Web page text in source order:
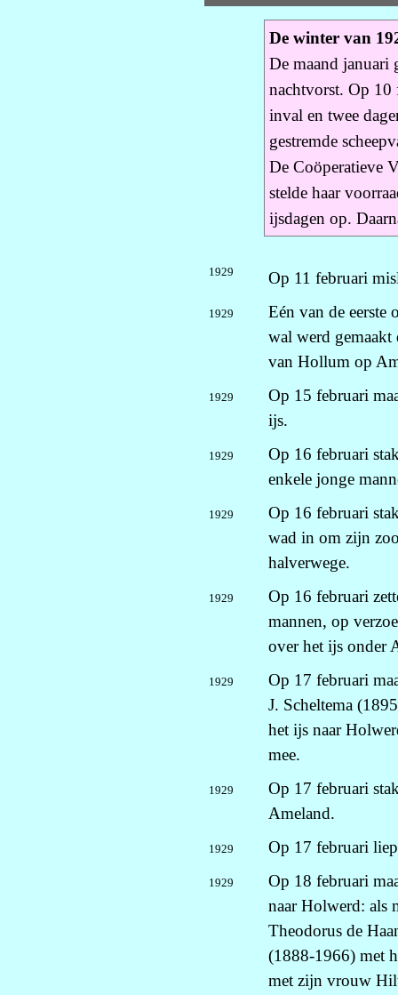
De winter van
De maand januari
nachtvorst. Op 10
inval en twee
gestremde
De Coöperatieve
stelde haar
ijsdagen op.
1929 Op 11 februari
1929
Eén van de eerste
wal werd
van Hollum op
1929
Op 15 februari
ijs.
1929
Op 16 februari
enkele jonge
1929
Op 16 februari
wad in om zijn
halverwege.
1929
Op 16 februari
mannen, op
over het ijs onder
1929
Op 17 februari
J. Scheltema
het ijs naar
mee.
1929
Op 17 februari
Ameland.
1929 Op 17 februari
1929
Op 18 februari
naar Holwerd: als
Theodorus de
(1888-1966) met
met zijn vrouw